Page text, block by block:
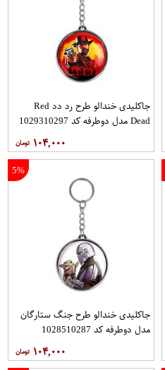
جاکلیدی خندالو طرح رد دد Red
Dead مدل دوطرفه کد 1029310297
۱۰۴,۰۰۰
5%
جاکلیدی خندالو طرح جنگ ستارگان
مدل دوطرفه کد 1028510287
۱۰۴,۰۰۰